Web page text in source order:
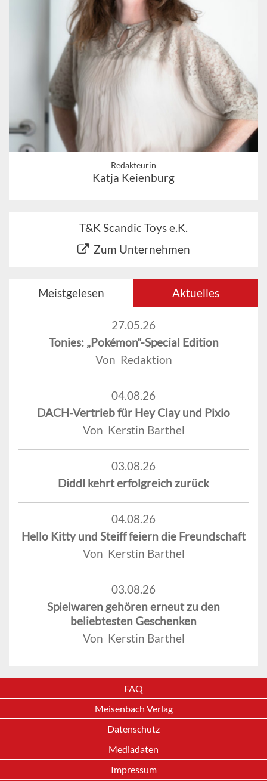
Redakteurin
Katja Keienburg
T&K Scandic Toys e.K.
Zum Unternehmen
Meistgelesen Aktuelles
27.05.26
Tonies: „Pokémon“-Special Edition
Von Redaktion
04.08.26
DACH-Vertrieb für Hey Clay und Pixio
Von Kerstin Barthel
03.08.26
Diddl kehrt erfolgreich zurück
04.08.26
Hello Kitty und Steiff feiern die Freundschaft
Von Kerstin Barthel
03.08.26
Spielwaren gehören erneut zu den
beliebtesten Geschenken
Von Kerstin Barthel
FAQ
Meisenbach Verlag
Datenschutz
Mediadaten
Impressum